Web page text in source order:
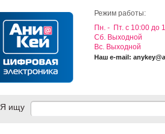
Режим работы:
Пн. - Пт. с 10:00 до
Cб. Выходной
Вс. Выходной
Наш e-mail:
Я ищу